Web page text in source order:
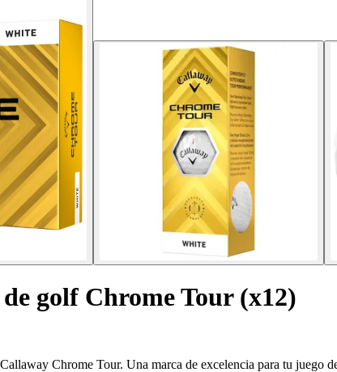
golf Chrome Tour (x12)
Chrome Tour. Una marca de excelencia para tu juego